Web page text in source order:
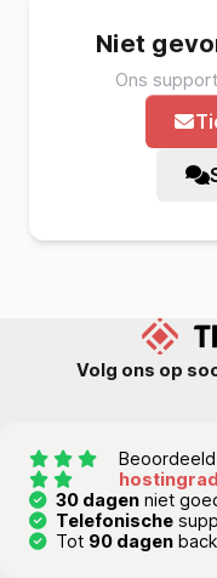
Niet
Ons
Volg ons op
30 dagen niet
Telefonische
Tot 90 dagen